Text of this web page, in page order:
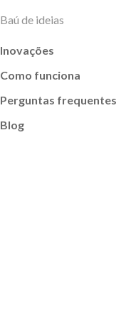
Baú de ideias
Inovações
Como funciona
Perguntas frequentes
Blog